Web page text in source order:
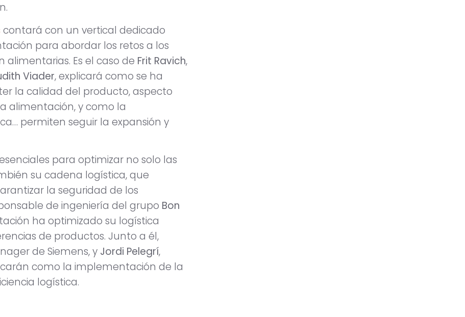
contará con un vertical dedicado
para abordar los retos a los
Es el caso de Frit Ravich,
Viader, explicará como se ha
la calidad del producto, aspecto
alimentación, y como la
permiten seguir la expansión y
para optimizar no solo las
su cadena logística, que
la seguridad de los
de ingeniería del grupo Bon
ha optimizado su logística
de productos. Junto a él,
de Siemens, y Jordi Pelegrí,
como la implementación de la
logística.